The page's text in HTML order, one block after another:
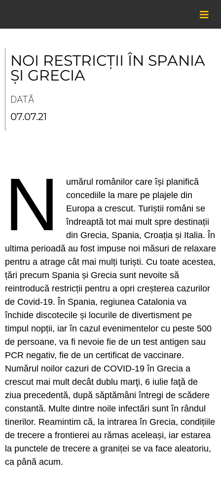
content
NOI RESTRICȚII ÎN SPANIA
ȘI GRECIA
DATĂ
07.07.21
N
umărul românilor care își planifică
concediile la mare pe plajele din
Europa a crescut. Turiștii români se
îndreaptă tot mai mult spre destinații
din Grecia, Spania, Croația și Italia. În
ultima perioadă au fost impuse noi măsuri de relaxare
pentru a atrage cât mai mulți turiști. Cu toate acestea,
țări precum Spania și Grecia sunt nevoite să
reintroducă restricții pentru a opri creșterea cazurilor
de Covid-19. În Spania, regiunea Catalonia va
închide discotecile și locurile de divertisment pe
timpul nopții, iar în cazul evenimentelor cu peste 500
de persoane, va fi nevoie fie de un test antigen sau
PCR negativ, fie de un certificat de vaccinare.
Numărul noilor cazuri de COVID-19 în Grecia a
crescut mai mult decât dublu marţi, 6 iulie faţă de
ziua precedentă, după săptămâni întregi de scădere
constantă. Multe dintre noile infectări sunt în rândul
tinerilor. Reamintim că, la intrarea în Grecia, condițiile
de trecere a frontierei au rămas aceleași, iar estarea
la punctele de trecere a graniței se va face aleatoriu,
ca până acum.